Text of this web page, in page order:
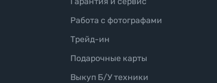
Работа с фотографами
Трейд-ин
Подарочные карты
Выкуп Б/У техники